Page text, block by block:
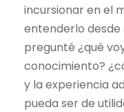
incursionar en el
entenderlo desde
pregunté ¿qué
conocimiento?
y la experiencia
pueda ser de